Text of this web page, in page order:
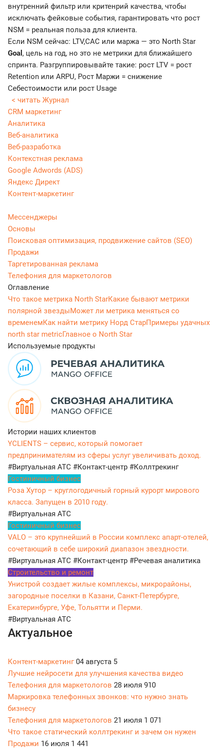
внутренний фильтр или критенрий качества, чтобы
исключать фейковые события, гарантировать что рост
NSM = реальная польза для клиента.
Если NSM сейчас: LTV,CAC или маржа — это North Star
Goal , цель на год, но это не метрики для ближайшего
спринта. Разгруппировывайте такие: рост LTV = рост
Retention или ARPU, Рост Маржи = снижение
Себестоимости или рост Usage
< читать Журнал
CRM маркетинг
Аналитика
Веб-аналитика
Веб-разработка
Контекстная реклама
Google Adwords (ADS)
Яндекс Директ
Контент-маркетинг
Мессенджеры
Основы
Поисковая оптимизация, продвижение сайтов (SEO)
Продажи
Таргетированная реклама
Телефония для маркетологов
Оглавление
Что такое метрика North StarКакие бывают метрики
полярной звездыМожет ли метрика меняться со
временемКак найти метрику Норд CтарПримеры удачных
north star metricГлавное о North Star
Используемые продукты
Истории наших клиентов
YCLIENTS – сервис, который помогает
предпринимателям из сферы услуг увеличивать доход.
#Виртуальная АТС #Контакт-центр #Коллтрекинг
Гостиничный бизнес
Роза Хутор – круглогодичный горный курорт мирового
класса. Запущен в 2010 году.
#Виртуальная АТС
Гостиничный бизнес
VALO – это крупнейший в России комплекс апарт-отелей,
сочетающий в себе широкий диапазон звездности.
#Виртуальная АТС #Контакт-центр #Речевая аналитика
Строительство и ремонт
Унистрой создает жилые комплексы, микрорайоны,
загородные поселки в Казани, Санкт-Петербурге,
Екатеринбурге, Уфе, Тольятти и Перми.
#Виртуальная АТС
Актуальное
Контент-маркетинг04 августа 5
Лучшие нейросети для улучшения качества видео
Телефония для маркетологов 28 июля 910
Маркировка телефонных звонков: что нужно знать
бизнесу
Телефония для маркетологов 21 июля 1 071
Что такое статический коллтрекинг и зачем он нужен
Продажи 16 июля 1 441